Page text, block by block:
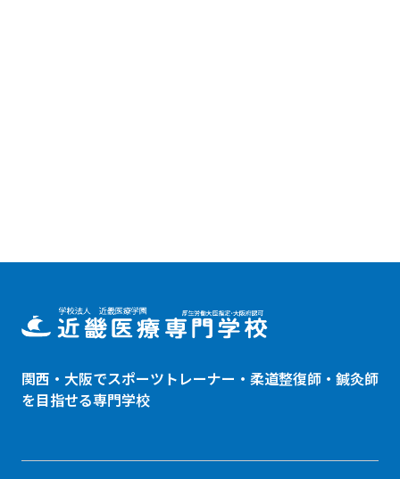
関西・大阪でスポーツトレーナー・ 柔道整復師 ・鍼灸師
を目指せる専門学校